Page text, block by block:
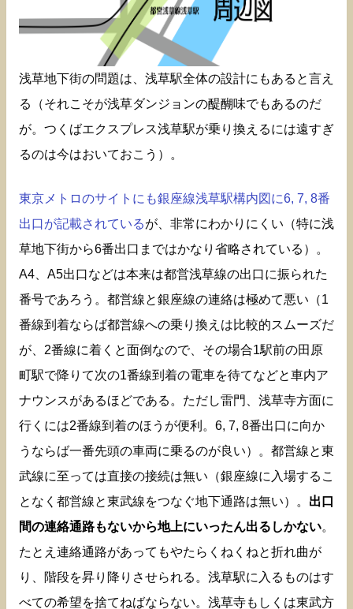
浅草地下街の問題は、浅草駅全体の設計にもあると言え
る（それこそが浅草ダンジョンの醍醐味でもあるのだ
が。つくばエクスプレス浅草駅が乗り換えるには遠すぎ
るのは今はおいておこう）。
東京メトロのサイトにも銀座線浅草駅構内図に6, 7, 8番
出口が記載されているが、非常にわかりにくい（特に浅
草地下街から6番出口まではかなり省略されている）。
A4、A5出口などは本来は都営浅草線の出口に振られた
番号であろう。都営線と銀座線の連絡は極めて悪い（1
番線到着ならば都営線への乗り換えは比較的スムーズだ
が、2番線に着くと面倒なので、その場合1駅前の田原
町駅で降りて次の1番線到着の電車を待てなどと車内ア
ナウンスがあるほどである。ただし雷門、浅草寺方面に
行くには2番線到着のほうが便利。6, 7, 8番出口に向か
うならば一番先頭の車両に乗るのが良い）。都営線と東
武線に至っては直接の接続は無い（銀座線に入場するこ
となく都営線と東武線をつなぐ地下通路は無い）。 出口
間の連絡通路もないから地上にいったん出るしかない。
たとえ連絡通路があってもやたらくねくねと折れ曲が
り、階段を昇り降りさせられる。浅草駅に入るものはす
べての希望を捨てねばならない。浅草寺もしくは東武方